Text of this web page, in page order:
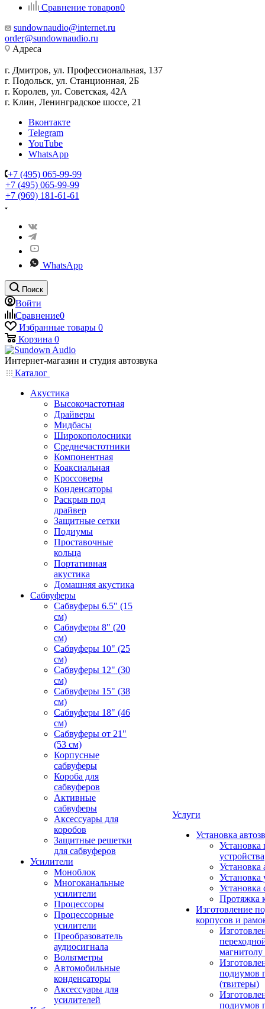
Сравнение товаров0
sundownaudio@internet.ru
order@sundownaudio.ru
Адреса
г. Дмитров, ул. Профессиональная, 137
г. Подольск, ул. Станционная, 2Б
г. Королев, ул. Советская, 42А
г. Клин, Ленинградское шоссе, 21
Вконтакте
Telegram
YouTube
WhatsApp
+7 (495) 065-99-99
+7 (495) 065-99-99
+7 (969) 181-61-61
WhatsApp
Поиск
Войти
Сравнение0
Избранные товары 0
Корзина 0
Интернет-магазин и студия автозвука
Каталог
Акустика
Высокочастотная
Драйверы
Мидбасы
Широкополосники
Среднечастотники
Компонентная
Коаксиальная
Кроссоверы
Конденсаторы
Раскрыв под
драйвер
Защитные сетки
Подиумы
Проставочные
кольца
Портативная
акустика
Домашняя акустика
Сабвуферы
Сабвуферы 6.5" (15
см)
Сабвуферы 8" (20
см)
Сабвуферы 10" (25
см)
Сабвуферы 12" (30
см)
Сабвуферы 15" (38
см)
Сабвуферы 18" (46
см)
Сабвуферы от 21"
(53 см)
Корпусные
сабвуферы
Короба для
сабвуферов
Активные
сабвуферы
Аксессуары для
коробов
Защитные решетки
для сабвуферов
Усилители
Моноблок
Многоканальные
усилители
Процессоры
Процессорные
усилители
Преобразователь
аудиосигнала
Вольтметры
Автомобильные
конденсаторы
Аксессуары для
усилителей
Услуги
Установка
Установка
устройства
Установка
Установка
Установка
Протяжка
Изготовление
корпусов и
подиумов
(твитеры)
подиумов